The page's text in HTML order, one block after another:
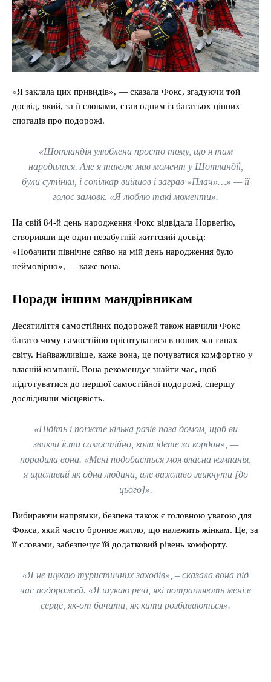
«Я заклала цих привидів», — сказала Фокс, згадуючи той
досвід, який, за її словами, став одним із багатьох цінних
спогадів про подорожі.
«Шотландія улюблена просто тому, що я там
народилася. Але я також мав момент у Шотландії,
були сутінки, і сопілкар вийшов і заграв «Плач»…» — її
голос замовк. «Я люблю такі моменти».
На свій 84-й день народження Фокс відвідала Норвегію,
створивши ще один незабутній життєвий досвід:
«Побачити північне сяйво на мій день народження було
неймовірно», — каже вона.
Поради іншим мандрівникам
Десятиліття самостійних подорожей також навчили Фокс
багато чому самостійно орієнтуватися в нових частинах
світу. Найважливіше, каже вона, це почуватися комфортно у
власній компанії. Вона рекомендує знайти час, щоб
підготуватися до першої самостійної подорожі, спершу
дослідивши місцевість.
«Підіть і поїжте кілька разів поза домом, щоб ви
звикли їсти самостійно, коли їдете за кордон», —
порадила вона. «Мені подобається моя власна компанія,
я щасливий як одна людина, але важливо звикнути [до
цього]».
Вибираючи напрямки, безпека також є головною увагою для
Фокса, який часто бронює житло, що належить жінкам. Це, за
її словами, забезпечує їй додатковий рівень комфорту.
«Я не шукаю туристичних заходів», – сказала вона під
час подорожей. «Я шукаю речі, які потрапляють мені в
серце, як-от бачити, як кити розбиваються».